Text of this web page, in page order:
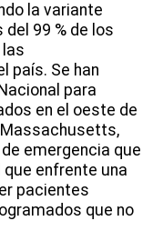
la variante
99 % de los
país. Se han
para
en el oeste de
Massachusetts,
emergencia que
enfrente una
pacientes
que no